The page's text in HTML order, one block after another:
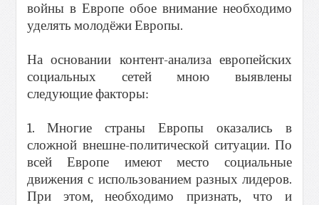
войны в Европе обое внимание необходимо
уделять молодёжи Европы.
На основании контент-анализа европейских
социальных сетей мною выявлены
следующие факторы:
1. Многие страны Европы оказались в
сложной внешне-политической ситуации. По
всей Европе имеют место социальные
движения с использованием разных лидеров.
При этом, необходимо признать, что и